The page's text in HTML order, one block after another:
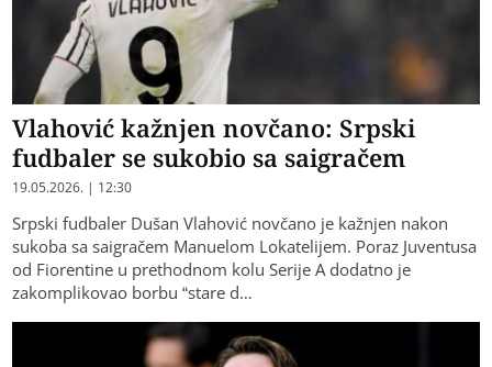
Vlahović kažnjen novčano: Srpski
fudbaler se sukobio sa saigračem
19.05.2026. | 12:30
Srpski fudbaler Dušan Vlahović novčano je kažnjen nakon
sukoba sa saigračem Manuelom Lokatelijem. Poraz Juventusa
od Fiorentine u prethodnom kolu Serije A dodatno je
zakomplikovao borbu “stare d…